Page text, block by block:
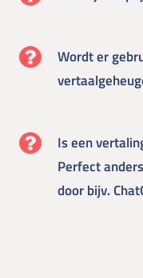
Wordt er
Is een
Perfect
door bijv.